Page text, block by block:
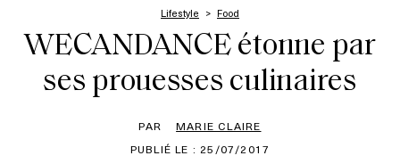
Lifestyle Food
WECANDANCE étonne par
ses prouesses culinaires
PAR
MARIE CLAIRE
PUBLIÉ LE : 25/07/2017